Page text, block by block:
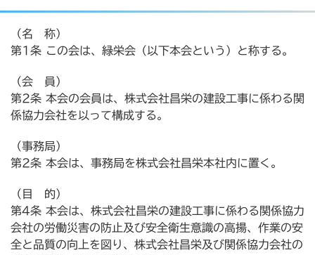
横須賀市三春町
横須賀市平作 横須賀市森崎 横須賀市武
横須賀市野比 横須賀市長沢
（名 称）
第1条 この会は、緑栄会（以下本会という）と称する。
（会 員）
第2条 本会の会員は、株式会社昌栄の建設工事に係わる関
係協力会社を以って構成する。
（事務局）
第2条 本会は、事務局を株式会社昌栄本社内に置く。
（目 的）
第4条 本会は、株式会社昌栄の建設工事に係わる関係協力
会社の労働災害の防止及び安全衛生意識の高揚、作業の安
全と品質の向上を図り、株式会社昌栄及び関係協力会社の